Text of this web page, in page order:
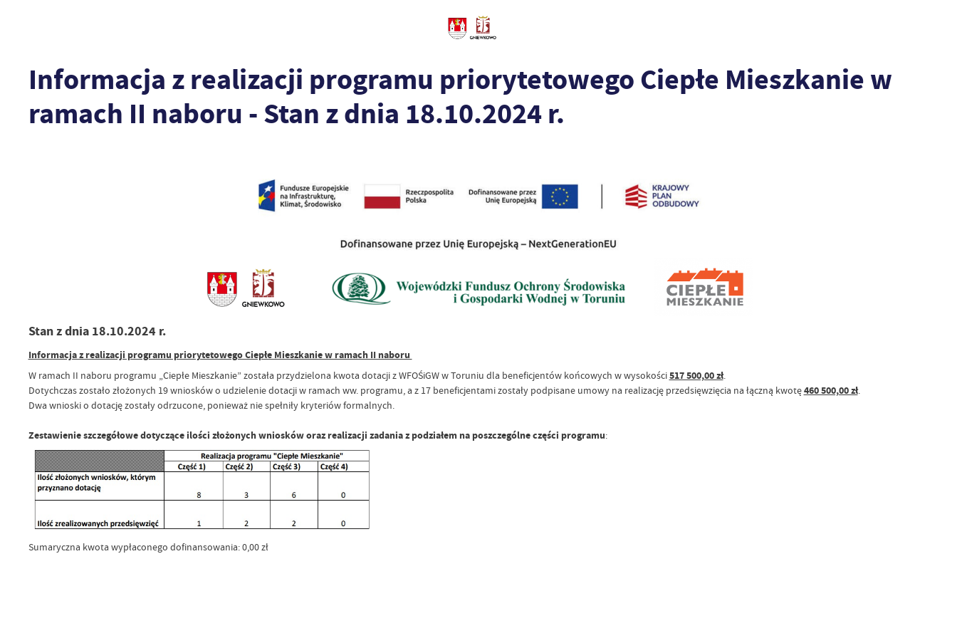
Informacja z realizacji programu priorytetowego Ciepłe Mieszkanie w
ramach II naboru - Stan z dnia 18.10.2024 r.
Stan z dnia 18.10.2024 r.
Informacja z realizacji programu priorytetowego Ciepłe Mieszkanie w ramach II naboru
W ramach II naboru programu „Ciepłe Mieszkanie” została przydzielona kwota dotacji z WFOŚiGW w Toruniu dla beneficjentów końcowych w wysokości517 500,00 zł.
Dotychczas zostało złożonych 19 wniosków o udzielenie dotacji w ramach ww. programu, a z 17 beneficjentami zostały podpisane umowy na realizację przedsięwzięcia na łączną kwotę460 500,00 zł.
Dwa wnioski o dotację zostały odrzucone, ponieważ nie spełniły kryteriów formalnych.
Zestawienie szczegółowe dotyczące ilości złożonych wniosków oraz realizacji zadania z podziałem na poszczególne części programu:
Sumaryczna kwota wypłaconego dofinansowania: 0,00 zł